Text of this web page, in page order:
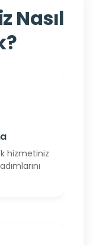
Nasıl
hizmetiniz